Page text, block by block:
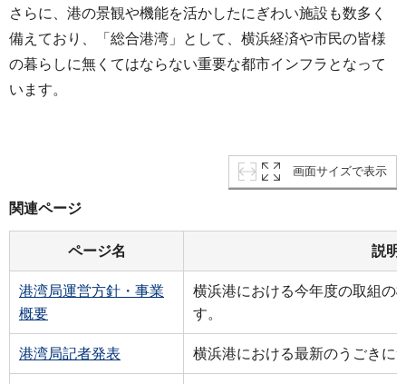
さらに、港の景観や機能を活かしたにぎわい施設も数多く
備えており、「総合港湾」として、横浜経済や市民の皆様
の暮らしに無くてはならない重要な都市インフラとなって
います。
画面サイズで表示
関連ページ
ページ名 説明
港湾局運営方針・事業
概要
横浜港における今年度の取組の
す。
港湾局記者発表 横浜港における最新のうごきに